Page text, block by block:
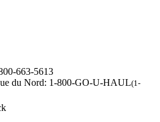
663-5613
du Nord: 1-800-GO-U-HAUL(1-